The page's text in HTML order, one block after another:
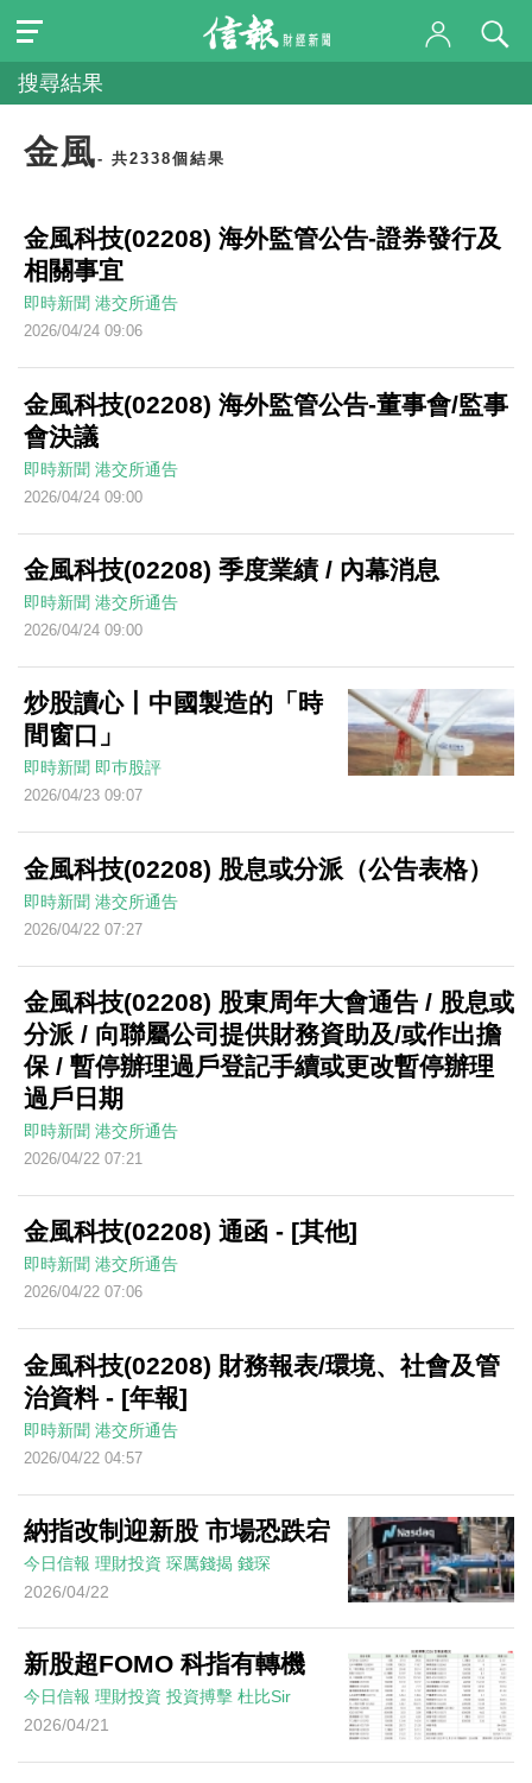
搜尋結果
金風- 共2338個結果
金風科技(02208) 海外監管公告-證券發行及
相關事宜
即時新聞 港交所通告
2026/04/24 09:06
金風科技(02208) 海外監管公告-董事會/監事
會決議
即時新聞 港交所通告
2026/04/24 09:00
金風科技(02208) 季度業績 / 內幕消息
即時新聞 港交所通告
2026/04/24 09:00
炒股讀心丨中國製造的「時
間窗口」
即時新聞 即巿股評
2026/04/23 09:07
金風科技(02208) 股息或分派（公告表格）
即時新聞 港交所通告
2026/04/22 07:27
金風科技(02208) 股東周年大會通告 / 股息或
分派 / 向聯屬公司提供財務資助及/或作出擔
保 / 暫停辦理過戶登記手續或更改暫停辦理
過戶日期
即時新聞 港交所通告
2026/04/22 07:21
金風科技(02208) 通函 - [其他]
即時新聞 港交所通告
2026/04/22 07:06
金風科技(02208) 財務報表/環境、社會及管
治資料 - [年報]
即時新聞 港交所通告
2026/04/22 04:57
納指改制迎新股 市場恐跌宕
今日信報 理財投資 琛厲錢揭 錢琛
2026/04/22
新股超FOMO 科指有轉機
今日信報 理財投資 投資搏擊 杜比Sir
2026/04/21